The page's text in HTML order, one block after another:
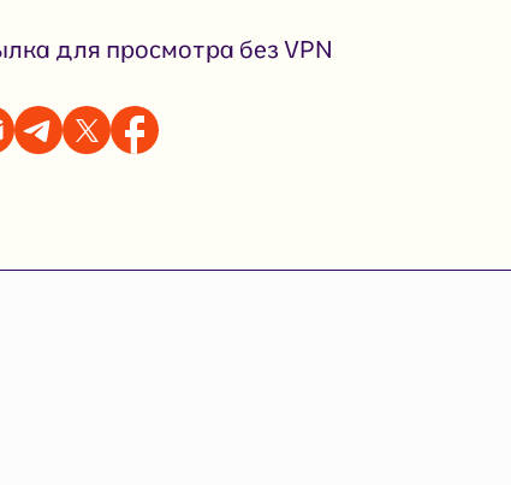
для просмотра без VPN